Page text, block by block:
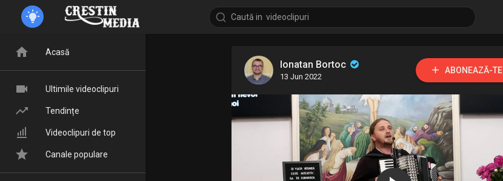
Ionatan Bortoc
13 Jun 2022
ABONEAZĂ-TE
Acasă
Ultimile videoclipuri
Tendințe
Videoclipuri de top
Canale populare